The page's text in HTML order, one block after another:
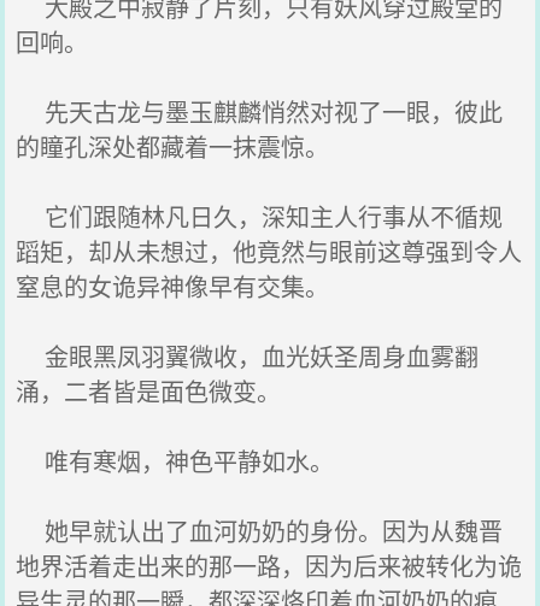
回响。
先天古龙与墨玉麒麟悄然对视了一眼，彼此
的瞳孔深处都藏着一抹震惊。
它们跟随林凡日久，深知主人行事从不循规
蹈矩，却从未想过，他竟然与眼前这尊强到令人
窒息的女诡异神像早有交集。
金眼黑凤羽翼微收，血光妖圣周身血雾翻
涌，二者皆是面色微变。
唯有寒烟，神色平静如水。
她早就认出了血河奶奶的身份。因为从魏晋
地界活着走出来的那一路，因为后来被转化为诡